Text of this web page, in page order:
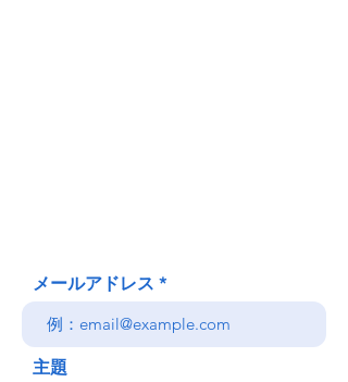
メールアドレス
主題